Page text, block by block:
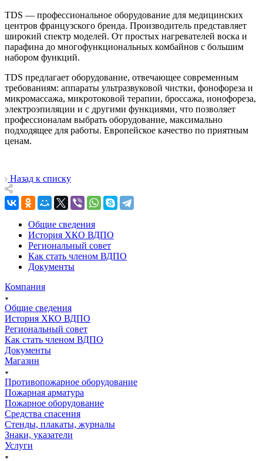
TDS — профессиональное оборудование для медицинских
центров французского бренда. Производитель представляет
широкий спектр моделей. От простых нагревателей воска и
парафина до многофункциональных комбайнов с большим
набором функций.
TDS предлагает оборудование, отвечающее современным
требованиям: аппараты ультразвуковой чистки, фонофореза и
микромассажа, микротоковой терапии, броссажа, ионофореза,
электроэпиляции и с другими функциями, что позволяет
профессионалам выбрать оборудование, максимально
подходящее для работы. Европейское качество по приятным
ценам.
Назад к списку
Общие сведения
История ХКО ВДПО
Региональный совет
Как стать членом ВДПО
Документы
Компания
Общие сведения
История ХКО ВДПО
Региональный совет
Как стать членом ВДПО
Документы
Магазин
Противопожарное оборудование
Пожарная арматура
Пожарное оборудование
Средства спасения
Стенды, плакаты, журналы
Знаки, указатели
Услуги